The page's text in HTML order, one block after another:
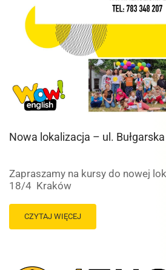
Nowa lokalizacja – ul. Bułgarska
Zapraszamy na kursy do nowej
18/4 Kraków
READ
MORE
LOKALIZACJA
CZYTAJ WIĘCEJ